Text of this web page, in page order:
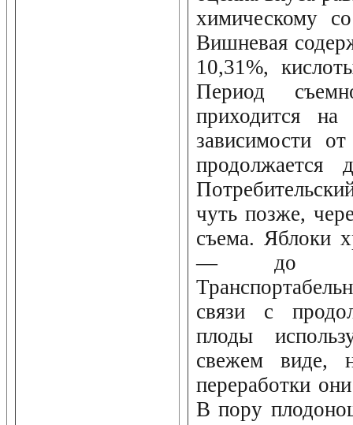
химическому
Вишневая
10,31%,
Период
приходится
зависимости
продолжается
чуть позже,
съема. Яблоки
— до
связи с
плоды
свежем виде,
переработки
В пору